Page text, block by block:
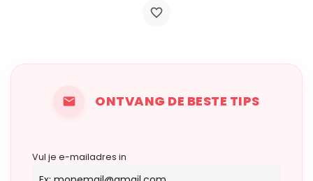
ONTVANG DE BESTE TIPS
Vul je e-mailadres in